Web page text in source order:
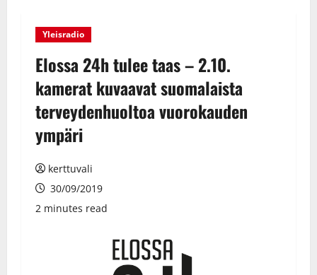
Yleisradio
Elossa 24h tulee taas – 2.10.
kamerat kuvaavat suomalaista
terveydenhuoltoa vuorokauden
ympäri
kerttuvali
30/09/2019
2 minutes read